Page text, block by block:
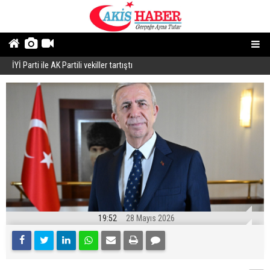
İYİ Parti ile AK Partili vekiller tartıştı
19:52 28 Mayıs 2026